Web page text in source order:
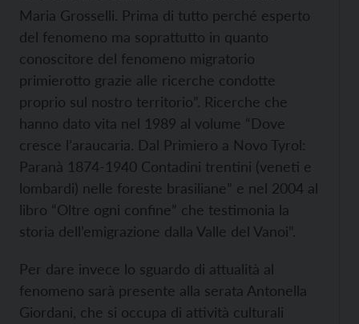
Maria Grosselli. Prima di tutto perché esperto
del fenomeno ma soprattutto in quanto
conoscitore del fenomeno migratorio
primierotto grazie alle ricerche condotte
proprio sul nostro territorio”. Ricerche che
hanno dato vita nel 1989 al volume “Dove
cresce l’araucaria. Dal Primiero a Novo Tyrol:
Paranà 1874-1940 Contadini trentini (veneti e
lombardi) nelle foreste brasiliane” e nel 2004 al
libro “Oltre ogni confine” che testimonia la
storia dell’emigrazione dalla Valle del Vanoi”.
Per dare invece lo sguardo di attualità al
fenomeno sarà presente alla serata Antonella
Giordani, che si occupa di attività culturali